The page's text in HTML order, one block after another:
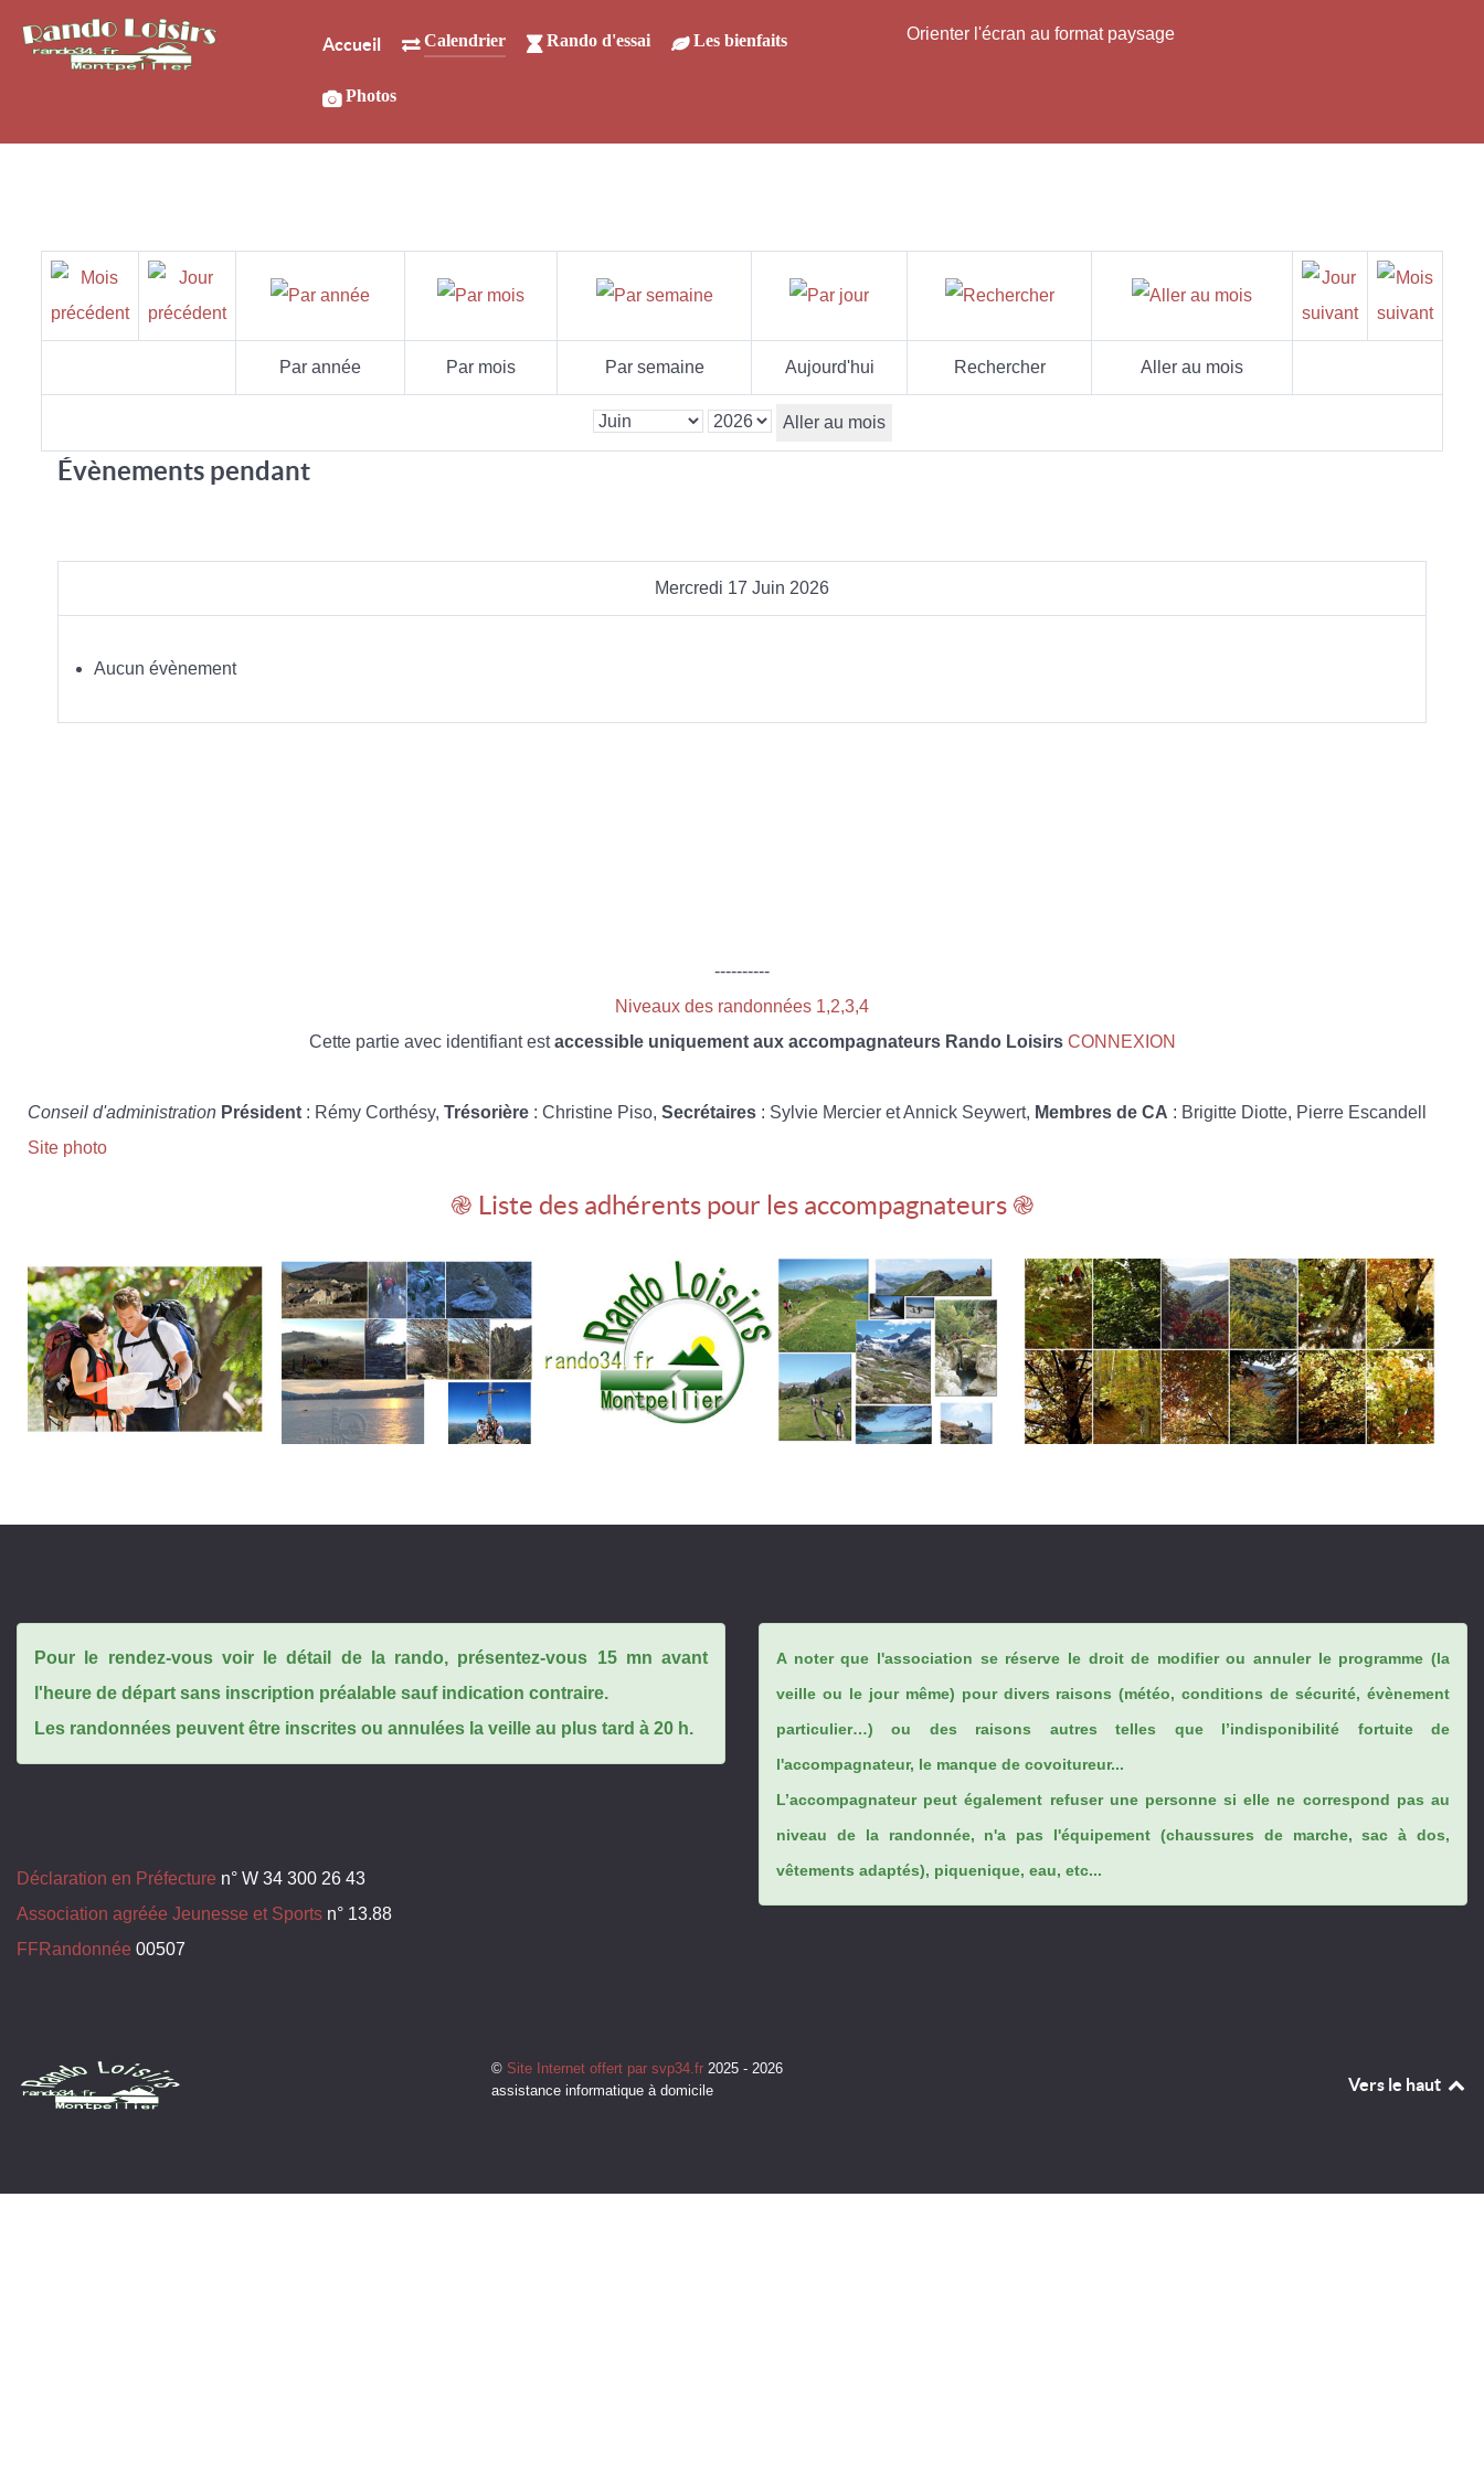
Accueil Calendrier Rando d'essai Les bienfaits
Photos
Orienter l'écran au format paysage
Par année Par mois Par semaine Aujourd'hui Rechercher Aller au mois
Aller au mois
Évènements pendant
Mercredi 17 Juin 2026
Aucun évènement
----------
Niveaux des randonnées 1,2,3,4
Cette partie avec identifiant estaccessible uniquement aux accompagnateurs Rando Loisirs CONNEXION
Conseil d'administration Président : Rémy Corthésy, Trésorière : Christine Piso, Secrétaires : Sylvie Mercier et Annick Seywert, Membres de CA : Brigitte Diotte, Pierre Escandell
Site photo
֎ Liste des adhérents pour les accompagnateurs ֎
Pour le rendez-vous voir le détail de la rando, présentez-vous 15 mn avant
l'heure de départ sans inscription préalable sauf indication contraire.
Les randonnées peuvent être inscrites ou annulées la veille au plus tard à 20 h.
Déclaration en Préfecture n° W 34 300 26 43
Association agréée Jeunesse et Sports n° 13.88
FFRandonnée 00507
A noter que l'association se réserve le droit de modifier ou annuler le programme (la
veille ou le jour même) pour divers raisons (météo, conditions de sécurité, évènement
particulier…) ou des raisons autres telles que l’indisponibilité fortuite de
l'accompagnateur, le manque de covoitureur...
L’accompagnateur peut également refuser une personne si elle ne correspond pas au
niveau de la randonnée, n'a pas l'équipement (chaussures de marche, sac à dos,
vêtements adaptés), piquenique, eau, etc...
© Site Internet offert par svp34.fr2025 - 2026
assistance informatique à domicile
Vers le haut